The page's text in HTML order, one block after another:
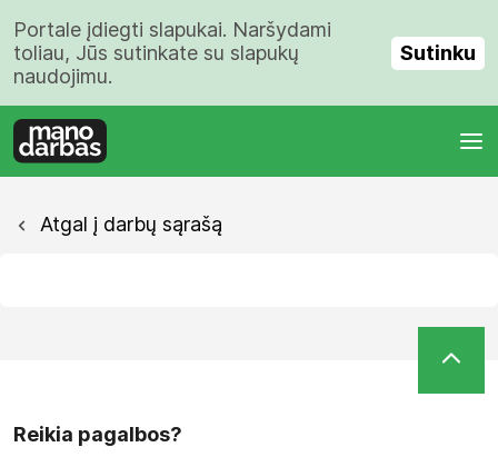
Portale įdiegti slapukai. Naršydami
toliau, Jūs sutinkate su slapukų
naudojimu.
Sutinku
Atgal į darbų sąrašą
Reikia pagalbos?